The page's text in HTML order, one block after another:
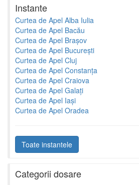
Instante
Curtea de Apel Alba Iulia
Curtea de Apel Bacău
Curtea de Apel Brașov
Curtea de Apel București
Curtea de Apel Cluj
Curtea de Apel Constanța
Curtea de Apel Craiova
Curtea de Apel Galați
Curtea de Apel Iași
Curtea de Apel Oradea
Toate instantele
Categorii dosare